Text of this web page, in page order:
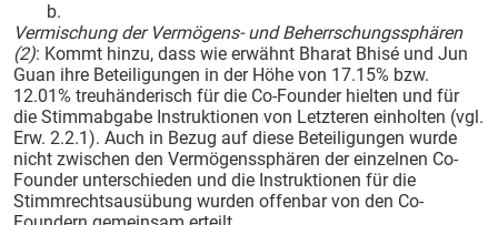
b.
Vermischung der Vermögens- und Beherrschungssphären
(2): Kommt hinzu, dass wie erwähnt Bharat Bhisé und Jun
Guan ihre Beteiligungen in der Höhe von 17.15% bzw.
12.01% treuhänderisch für die Co-Founder hielten und für
die Stimmabgabe Instruktionen von Letzteren einholten (vgl.
Erw. 2.2.1). Auch in Bezug auf diese Beteiligungen wurde
nicht zwischen den Vermögenssphären der einzelnen Co-
Founder unterschieden und die Instruktionen für die
Stimmrechtsausübung wurden offenbar von den Co-